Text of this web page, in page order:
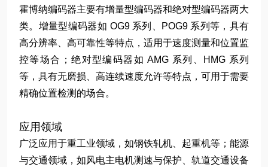
霍博纳编码器主要有增量型编码器和绝对型编码器两大
类。增量型编码器如 OG9 系列、POG9 系列等，具有
高分辨率、高可靠性等特点，适用于速度测量和位置监
控等场合；绝对型编码器如 AMG 系列、HMG 系列
等，具有无磨损、高连续速度允许等特点，可用于需要
精确位置检测的场合。
应用领域
广泛应用于重工业领域，如钢铁轧机、起重机等；能源
与交通领域，如风电主电机测速与保护、轨道交通设备